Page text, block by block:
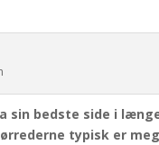
sin bedste side i
typisk er